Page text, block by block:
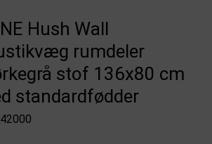
Hush Wall
rumdeler
stof 136x80 cm
standardfødder